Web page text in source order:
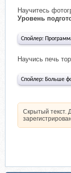
Научитесь
Уровень
Спойлер:
Научись печь
Спойлер: Больше
Скрытый текст.